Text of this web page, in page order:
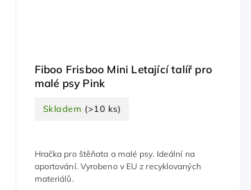
Fiboo Frisboo Mini Letající talíř pro
malé psy Pink
Skladem (>10 ks)
Hračka pro štěňata a malé psy. Ideální na
aportování. Vyrobeno v EU z recyklovaných
materiálů.